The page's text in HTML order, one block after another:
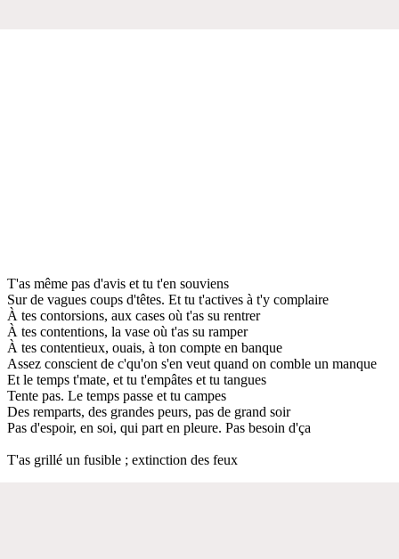
T'as même pas d'avis et tu t'en souviens
Sur de vagues coups d'têtes. Et tu t'actives à t'y complaire
À tes contorsions, aux cases où t'as su rentrer
À tes contentions, la vase où t'as su ramper
À tes contentieux, ouais, à ton compte en banque
Assez conscient de c'qu'on s'en veut quand on comble un manque
Et le temps t'mate, et tu t'empâtes et tu tangues
Tente pas. Le temps passe et tu campes
Des remparts, des grandes peurs, pas de grand soir
Pas d'espoir, en soi, qui part en pleure. Pas besoin d'ça
T'as grillé un fusible ; extinction des feux